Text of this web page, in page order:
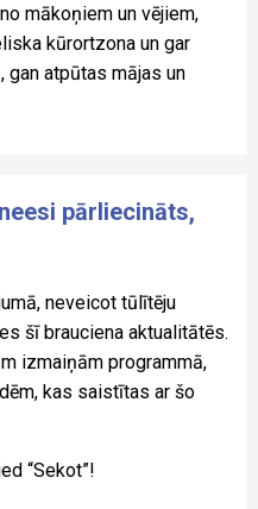
mākoņiem un vējiem,
kūrortzona un gar
atpūtas mājas un
pārliecināts,
neveicot tūlītēju
šī brauciena aktualitātēs.
izmaiņām programmā,
kas saistītas ar šo
“Sekot”!